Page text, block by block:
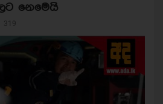
නෙමෙයි
319